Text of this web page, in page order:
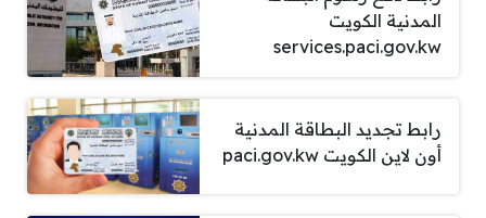
المدنية الكويت
services.paci.gov.kw
رابط تجديد البطاقة المدنية
أون لاين الكويت paci.gov.kw